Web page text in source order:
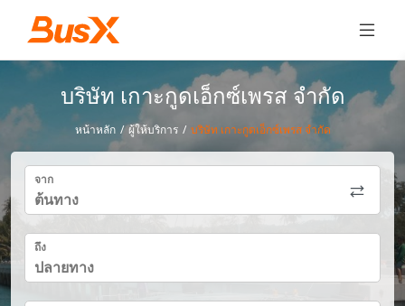
บริษัท เกาะกูดเอ็กซ์เพรส จำกัด
หน้าหลัก / ผู้ให้บริการ / บริษัท เกาะกูดเอ็กซ์เพรส จำกัด
จาก
ถึง